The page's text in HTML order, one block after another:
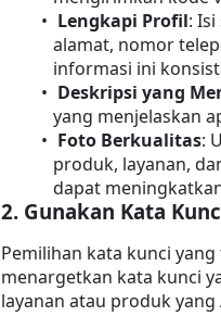
Lengkapi Profil:
alamat, nomor
informasi ini
Deskripsi yang
yang menjelaskan
Foto Berkualitas:
produk, layanan,
dapat
2. Gunakan Kata
Pemilihan kata kunci
menargetkan kata kunci
layanan atau produk